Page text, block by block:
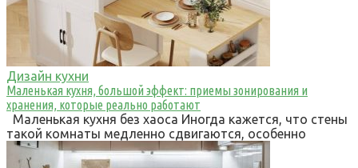
Дизайн кухни
Маленькая кухня, большой эффект: приемы зонирования и
хранения, которые реально работают
Маленькая кухня без хаоса Иногда кажется, что стены
такой комнаты медленно сдвигаются, особенно